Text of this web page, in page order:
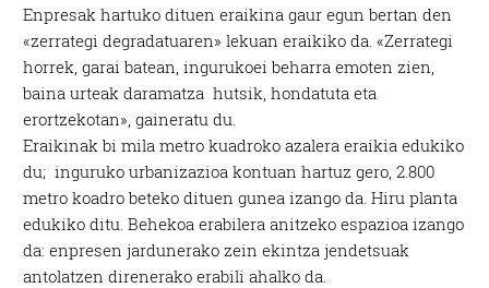
Enpresak hartuko dituen eraikina gaur egun bertan den
«zerrategi degradatuaren» lekuan eraikiko da. «Zerrategi
horrek, garai batean, ingurukoei beharra emoten zien,
baina urteak daramatza hutsik, hondatuta eta
erortzekotan», gaineratu du.
Eraikinak bi mila metro kuadroko azalera eraikia edukiko
du; inguruko urbanizazioa kontuan hartuz gero, 2.800
metro koadro beteko dituen gunea izango da. Hiru planta
edukiko ditu. Behekoa erabilera anitzeko espazioa izango
da: enpresen jardunerako zein ekintza jendetsuak
antolatzen direnerako erabili ahalko da.